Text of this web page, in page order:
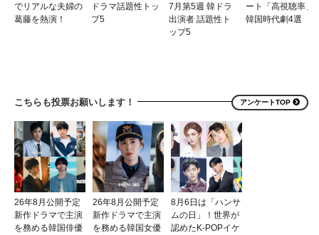
でリアルな夫婦の
葛藤を熱演！
ドラマ話題性トッ
プ5
7月第5週 韓ドラ
出演者 話題性ト
ップ5
ート「高視聴率」
韓国時代劇4選
こちらも投票お願いします！ アンケートTOP
26年8月公開予定
新作ドラマで主演
を務める韓国俳優
26年8月公開予定
新作ドラマで主演
を務める韓国女優
8月6日は「ハンサ
ムの日」！世界が
認めたK-POPイケ